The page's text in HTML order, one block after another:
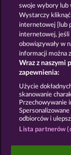
MALLORCA
Zasady i
Nota
Gry
swoje wybory lub
Wystarczy
internetowej [lub
internetowej, jeśli
obowiązywały w
informacji można
Wraz z naszymi
zapewnienia:
Użycie
skanowanie
Przechowywanie
odbiorców i
Lista partnerów